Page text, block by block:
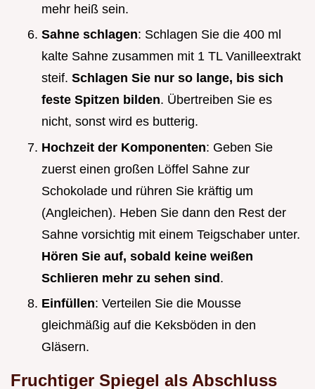
mehr heiß sein.
Sahne schlagen: Schlagen Sie die 400 ml
kalte Sahne zusammen mit 1 TL Vanilleextrakt
steif. Schlagen Sie nur so lange, bis sich
feste Spitzen bilden. Übertreiben Sie es
nicht, sonst wird es butterig.
Hochzeit der Komponenten: Geben Sie
zuerst einen großen Löffel Sahne zur
Schokolade und rühren Sie kräftig um
(Angleichen). Heben Sie dann den Rest der
Sahne vorsichtig mit einem Teigschaber unter.
Hören Sie auf, sobald keine weißen
Schlieren mehr zu sehen sind.
Einfüllen: Verteilen Sie die Mousse
gleichmäßig auf die Keksböden in den
Gläsern.
Fruchtiger Spiegel als Abschluss